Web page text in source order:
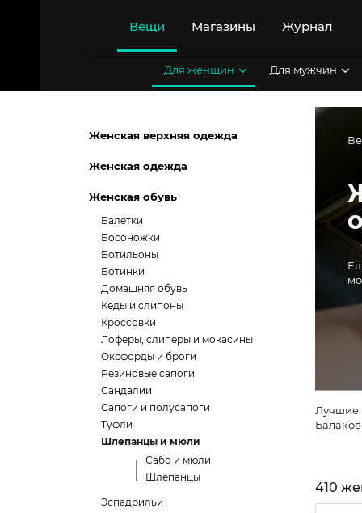
Вещи Магазины Журнал
Для женщин Для мужчин
Лучшие
410
Женская верхняя одежда
Женская одежда
Женская обувь
Балетки
Босоножки
Ботильоны
Ботинки
Домашняя обувь
Кеды и слипоны
Кроссовки
Лоферы, слиперы и мокасины
Оксфорды и броги
Резиновые сапоги
Сандалии
Сапоги и полусапоги
Туфли
Шлепанцы и мюли
Сабо и мюли
Шлепанцы
Эспадрильи